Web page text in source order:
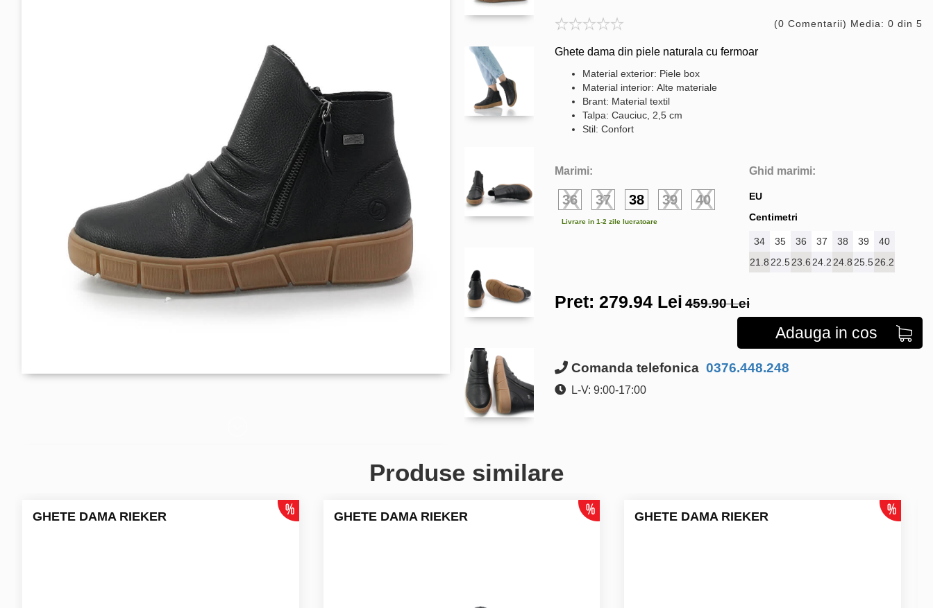
(0 Comentarii) Media: 0 din 5
Ghete dama din piele naturala cu fermoar
Material exterior: Piele box
Material interior: Alte materiale
Brant: Material textil
Talpa: Cauciuc, 2,5 cm
Stil: Confort
Marimi:
36 37 38 39 40
Livrare in 1-2 zile lucratoare
Ghid marimi:
EU
Centimetri
34 35 36 37 38 39
40
21.8 22.523.6 24.2 24.8 25.526.2
Pret: 279.94 Lei 459.90 Lei
Adauga in cos
Comanda telefonica 0376.448.248
L-V: 9:00-17:00
Produse similare
GHETE DAMA RIEKER GHETE DAMA RIEKER GHETE DAMA RIEKER